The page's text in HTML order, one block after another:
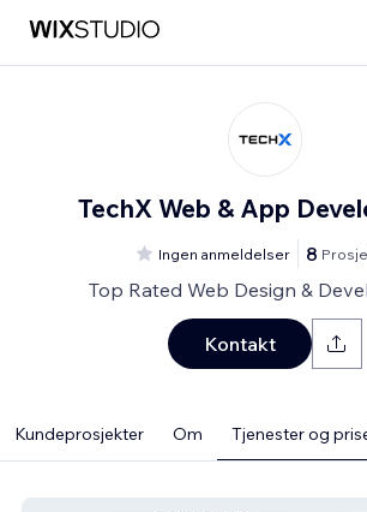
TechX Web & App
Ingen anmeldelser 8
Top Rated Web Design &
Kontakt
Kundeprosjekter Om Tjenester og